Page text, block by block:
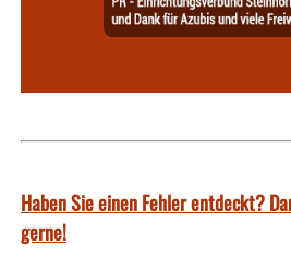
Haben Sie einen Fehler entdeckt?
gerne!